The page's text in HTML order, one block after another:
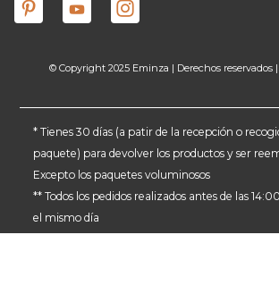
© Copyright 2025 Eminza | Derechos reservados |
PAÍSES
* Tienes 30 días (a patir de la recepción o
paquete) para devolver los productos y ser
Excepto los paquetes voluminosos
** Todos los pedidos realizados antes de las
el mismo día